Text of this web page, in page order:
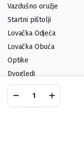
Prsluk
Deerhunter
Vazdušno oružje
Startni pištolji
Lovačka Odjeća
Lovačka Obuća
Optike
Dvogledi
Municija
Shop Pretraga